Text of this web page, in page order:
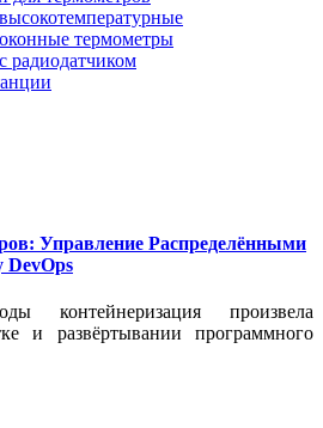
термометры
радиодатчиком
Управление Распределёнными
контейнеризация произвела
и развёртывании программного